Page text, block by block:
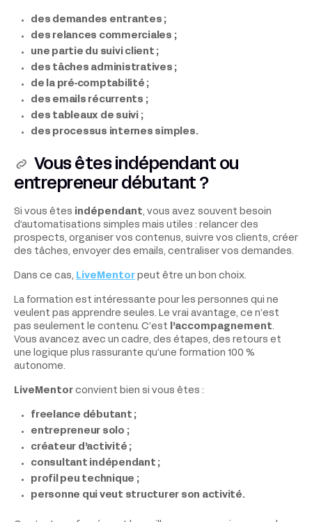
des demandes entrantes ;
des relances commerciales ;
une partie du suivi client ;
des tâches administratives ;
de la pré-comptabilité ;
des emails récurrents ;
des tableaux de suivi ;
des processus internes simples.
Vous êtes indépendant ou
entrepreneur débutant ?
Si vous êtes indépendant, vous avez souvent besoin
d’automatisations simples mais utiles : relancer des
prospects, organiser vos contenus, suivre vos clients, créer
des tâches, envoyer des emails, centraliser vos demandes.
Dans ce cas, LiveMentor peut être un bon choix.
La formation est intéressante pour les personnes qui ne
veulent pas apprendre seules. Le vrai avantage, ce n’est
pas seulement le contenu. C’est
l’accompagnement.
Vous avancez avec un cadre, des étapes, des retours et
une logique plus rassurante qu’une formation 100 %
autonome.
LiveMentor convient bien si vous êtes :
freelance débutant ;
entrepreneur solo ;
créateur d’activité ;
consultant indépendant ;
profil peu technique ;
personne qui veut structurer son activité.